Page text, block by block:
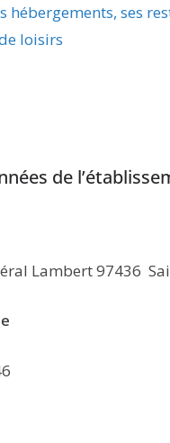
hébergements, ses
loisirs
de
Lambert 97436